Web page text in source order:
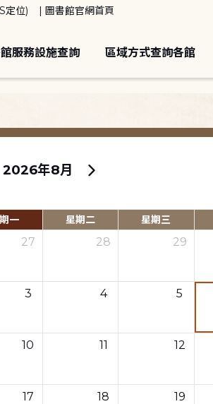
定位) 圖書館官網首頁
服務設施查詢 區域方式查詢各館
2026年8月
一 星期二 星期三
27 28 29
3 4 5
10 11 12
17 18 19